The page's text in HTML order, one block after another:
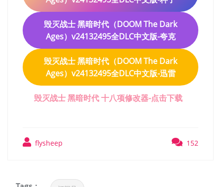
毁灭战士 黑暗时代（DOOM The Dark
Ages）v24132495全DLC中文版-夸克
毁灭战士 黑暗时代（DOOM The Dark
Ages）v24132495全DLC中文版-迅雷
毁灭战士 黑暗时代 十八项修改器-点击下载
flysheep 152